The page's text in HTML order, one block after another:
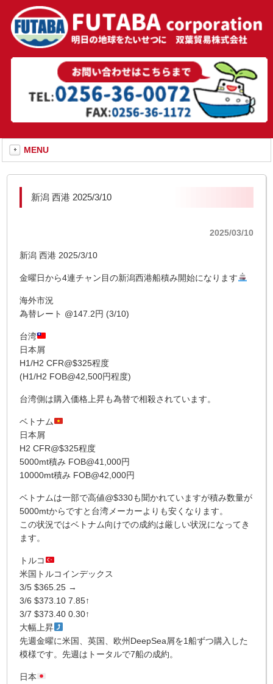
MENU
新潟 西港 2025/3/10
2025/03/10
新潟 西港 2025/3/10
金曜日から4連チャン目の新潟西港船積み開始になります
海外市況
為替レート @147.2円 (3/10)
台湾
日本屑
H1/H2 CFR@$325程度
(H1/H2 FOB@42,500円程度)
台湾側は購入価格上昇も為替で相殺されています。
ベトナム
日本屑
H2 CFR@$325程度
5000mt積み FOB@41,000円
10000mt積み FOB@42,000円
ベトナムは一部で高値@$330も聞かれていますが積み数量が
5000mtからですと台湾メーカーよりも安くなります。
この状況ではベトナム向けでの成約は厳しい状況になってき
ます。
トルコ
米国トルコインデックス
3/5 $365.25 →
3/6 $373.10 7.85↑
3/7 $373.40 0.30↑
大幅上昇
先週金曜に米国、英国、欧州DeepSea屑を1船ずつ購入した
模様です。先週はトータルで7船の成約。
日本